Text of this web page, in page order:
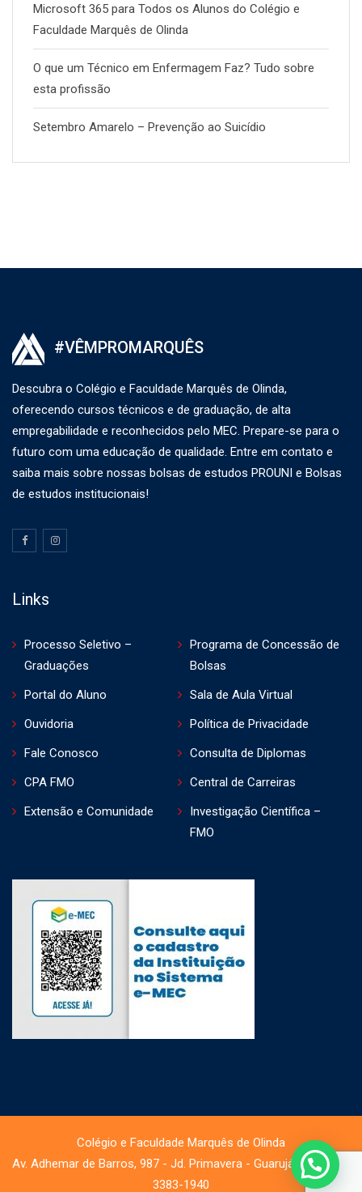
Microsoft 365 para Todos os Alunos do Colégio e
Faculdade Marquês de Olinda
O que um Técnico em Enfermagem Faz? Tudo sobre
esta profissão
Setembro Amarelo – Prevenção ao Suicídio
#VÊMPROMARQUÊS
Descubra o Colégio e Faculdade Marquês de Olinda,
oferecendo cursos técnicos e de graduação, de alta
empregabilidade e reconhecidos pelo MEC. Prepare-se para o
futuro com uma educação de qualidade. Entre em contato e
saiba mais sobre nossas bolsas de estudos PROUNI e Bolsas
de estudos institucionais!
Links
Processo Seletivo –
Graduações
Programa de Concessão de
Bolsas
Portal do Aluno
Sala de Aula Virtual
Ouvidoria
Política de Privacidade
Fale Conosco
Consulta de Diplomas
CPA FMO
Central de Carreiras
Extensão e Comunidade
Investigação Científica –
FMO
Colégio e Faculdade Marquês de Olinda
Av. Adhemar de Barros, 987 - Jd. Primavera - Guarujá - Tel.: (13)
3383-1940